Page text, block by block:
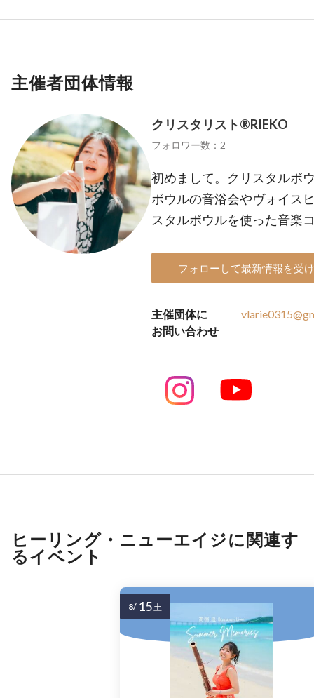
主催者団体情報
クリスタリスト®︎RIEKO
フォロワー数：2
初めまして。クリスタルボ
ボウルの音浴会やヴォイス
スタルボウルを使った音楽
フォローして最新情報を受
主催団体に
お問い合わせ
ヒーリング・ニューエイジに関連す
るイベント
8/ 15土